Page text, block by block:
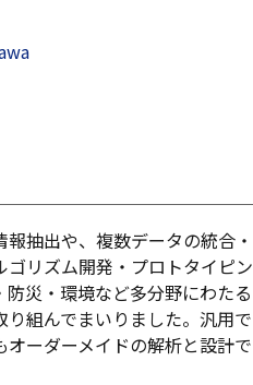
抽出や、複数データの統合・
ゴリズム開発・プロトタイピン
防災・環境など多分野にわたる
り組んでまいりました。汎用で
オーダーメイドの解析と設計で